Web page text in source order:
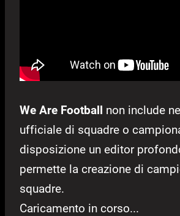
We Are Football non include
ufficiale di squadre o
disposizione un editor
permette la creazione di
squadre.
Caricamento in corso...